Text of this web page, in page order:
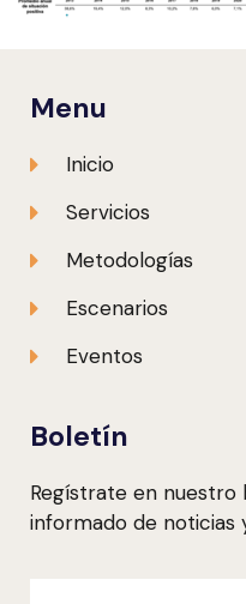
Menu
Inicio
Servicios
Metodologías
Escenarios
Eventos
Boletín
Regístrate en
informado de noticias